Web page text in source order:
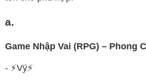
a.
Game Nhập Vai (RPG) – Phong
- ⚡Vÿ⚡